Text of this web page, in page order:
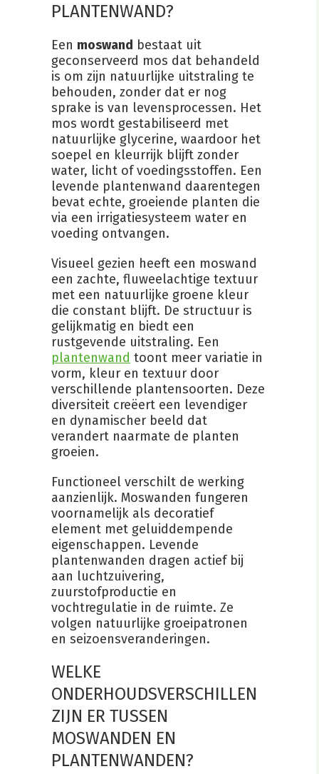
PLANTENWAND?
Een moswand bestaat uit
geconserveerd mos dat behandeld
is om zijn natuurlijke uitstraling te
behouden, zonder dat er nog
sprake is van levensprocessen. Het
mos wordt gestabiliseerd met
natuurlijke glycerine, waardoor het
soepel en kleurrijk blijft zonder
water, licht of voedingsstoffen. Een
levende plantenwand daarentegen
bevat echte, groeiende planten die
via een irrigatiesysteem water en
voeding ontvangen.
Visueel gezien heeft een moswand
een zachte, fluweelachtige textuur
met een natuurlijke groene kleur
die constant blijft. De structuur is
gelijkmatig en biedt een
rustgevende uitstraling. Een
plantenwand toont meer variatie in
vorm, kleur en textuur door
verschillende plantensoorten. Deze
diversiteit creëert een levendiger
en dynamischer beeld dat
verandert naarmate de planten
groeien.
Functioneel verschilt de werking
aanzienlijk. Moswanden fungeren
voornamelijk als decoratief
element met geluiddempende
eigenschappen. Levende
plantenwanden dragen actief bij
aan luchtzuivering,
zuurstofproductie en
vochtregulatie in de ruimte. Ze
volgen natuurlijke groeipatronen
en seizoensveranderingen.
WELKE
ONDERHOUDSVERSCHILLEN
ZIJN ER TUSSEN
MOSWANDEN EN
PLANTENWANDEN?